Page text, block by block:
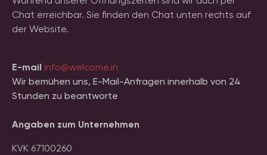
Chat erreichbar. Sie finden den Chat unten rechts auf
der Website.
E-mail info@welcome.in
Wir bemühen uns, E-Mail-Anfragen innerhalb von 24
Stunden zu beantworte
Angaben zum Unternehmen
KVK 67100260